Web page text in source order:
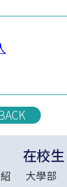
在校生
大學部